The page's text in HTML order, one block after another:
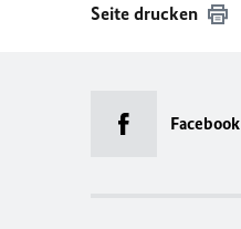
Seite drucken
Facebook